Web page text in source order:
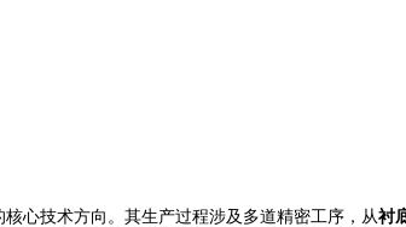
核心技术方向。其生产过程涉及多道精密工序，从衬